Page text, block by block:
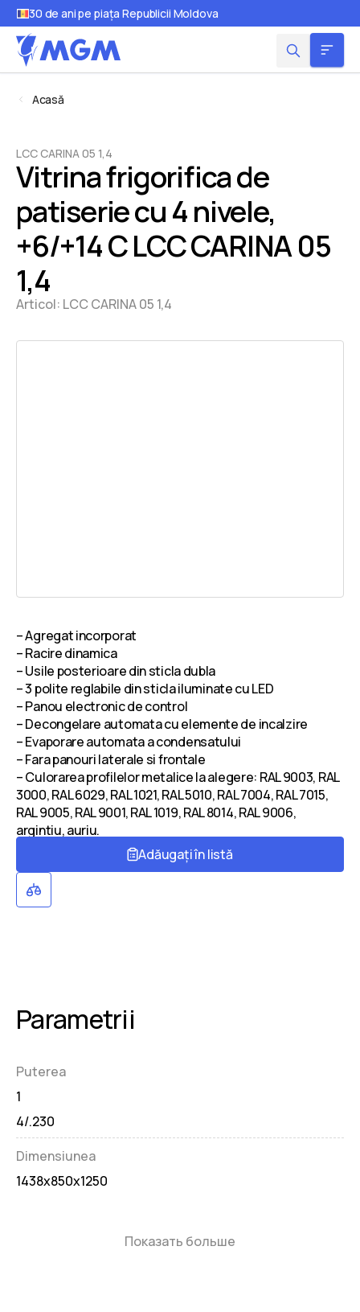
30 de ani pe piața Republicii Moldova
Acasă
LCC CARINA 05 1,4
Vitrina frigorifica de
patiserie cu 4 nivele,
+6/+14 C LCC CARINA 05
1,4
Articol: LCC CARINA 05 1,4
– Agregat incorporat
– Racire dinamica
– Usile posterioare din sticla dubla
– 3 polite reglabile din sticla iluminate cu LED
– Panou electronic de control
– Decongelare automata cu elemente de incalzire
– Evaporare automata a condensatului
– Fara panouri laterale si frontale
– Culorarea profilelor metalice la alegere: RAL 9003, RAL
3000, RAL 6029, RAL 1021, RAL 5010, RAL 7004, RAL 7015,
RAL 9005, RAL 9001, RAL 1019, RAL 8014, RAL 9006,
argintiu, auriu.
Adăugați în listă
Parametrii
Puterea
1
4/.230
Dimensiunea
1438х850х1250
Показать больше